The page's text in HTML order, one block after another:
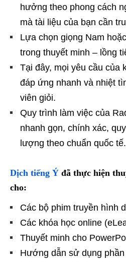
hưởng theo phong cách
mà tài liệu của bạn cần
Lựa chọn giọng Nam
trong thuyết minh – lồng
Tại đây, mọi yêu cầu của
đáp ứng nhanh và nhiệt
viên giỏi.
Quy trình làm việc của
nhanh gọn, chính xác,
lượng theo chuẩn quốc tế.
Dịch tiếng Ý đã thực hiện
cho:
Các bộ phim truyền hình
Các khóa học online
Thuyết minh cho
Hướng dẫn sử dụng phần